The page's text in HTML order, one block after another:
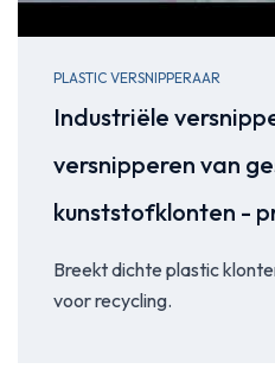
PLASTIC VERSNIPPERAAR
Industriële
versnipperen van
kunststofklonten -
Breekt dichte plastic
voor recycling.